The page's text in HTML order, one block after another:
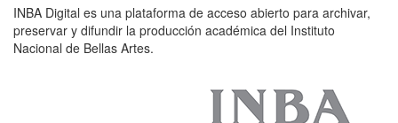
INBA Digital es una plataforma de acceso abierto para archivar,
preservar y difundir la producción académica del Instituto
Nacional de Bellas Artes.